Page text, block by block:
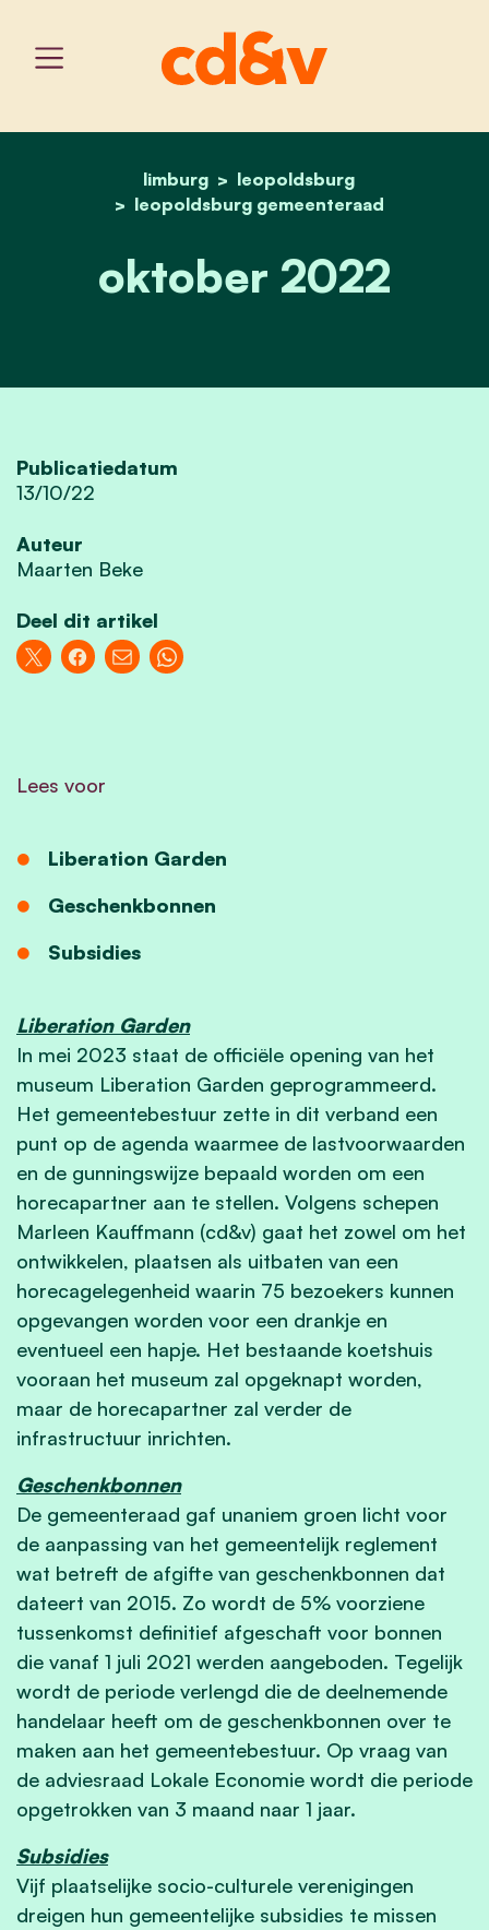
home
limburg
leopoldsburg
leopoldsburg gemeenteraad
oktober 2022
oktober 2022
Publicatiedatum
13/10/22
Auteur
Maarten Beke
Deel dit artikel
Lees voor
Liberation Garden
Geschenkbonnen
Subsidies
Liberation Garden
In mei 2023 staat de officiële opening van het
museum Liberation Garden geprogrammeerd.
Het gemeentebestuur zette in dit verband een
punt op de agenda waarmee de lastvoorwaarden
en de gunningswijze bepaald worden om een
horecapartner aan te stellen. Volgens schepen
Marleen Kauffmann (cd&v) gaat het zowel om het
ontwikkelen, plaatsen als uitbaten van een
horecagelegenheid waarin 75 bezoekers kunnen
opgevangen worden voor een drankje en
eventueel een hapje. Het bestaande koetshuis
vooraan het museum zal opgeknapt worden,
maar de horecapartner zal verder de
infrastructuur inrichten.
Geschenkbonnen
De gemeenteraad gaf unaniem groen licht voor
de aanpassing van het gemeentelijk reglement
wat betreft de afgifte van geschenkbonnen dat
dateert van 2015. Zo wordt de 5% voorziene
tussenkomst definitief afgeschaft voor bonnen
die vanaf 1 juli 2021 werden aangeboden. Tegelijk
wordt de periode verlengd die de deelnemende
handelaar heeft om de geschenkbonnen over te
maken aan het gemeentebestuur. Op vraag van
de adviesraad Lokale Economie wordt die periode
opgetrokken van 3 maand naar 1 jaar.
Subsidies
Vijf plaatselijke socio-culturele verenigingen
dreigen hun gemeentelijke subsidies te missen